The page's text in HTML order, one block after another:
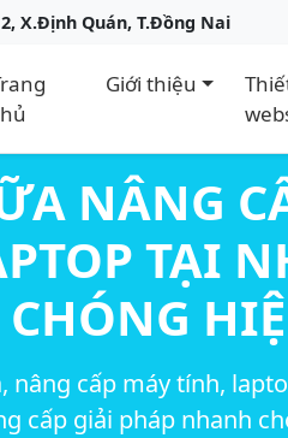
2, X.Định Quán, T.Đồng Nai
Giới thiệu
NÂNG
TẠI
nâng cấp máy tính,
cấp giải pháp nhanh